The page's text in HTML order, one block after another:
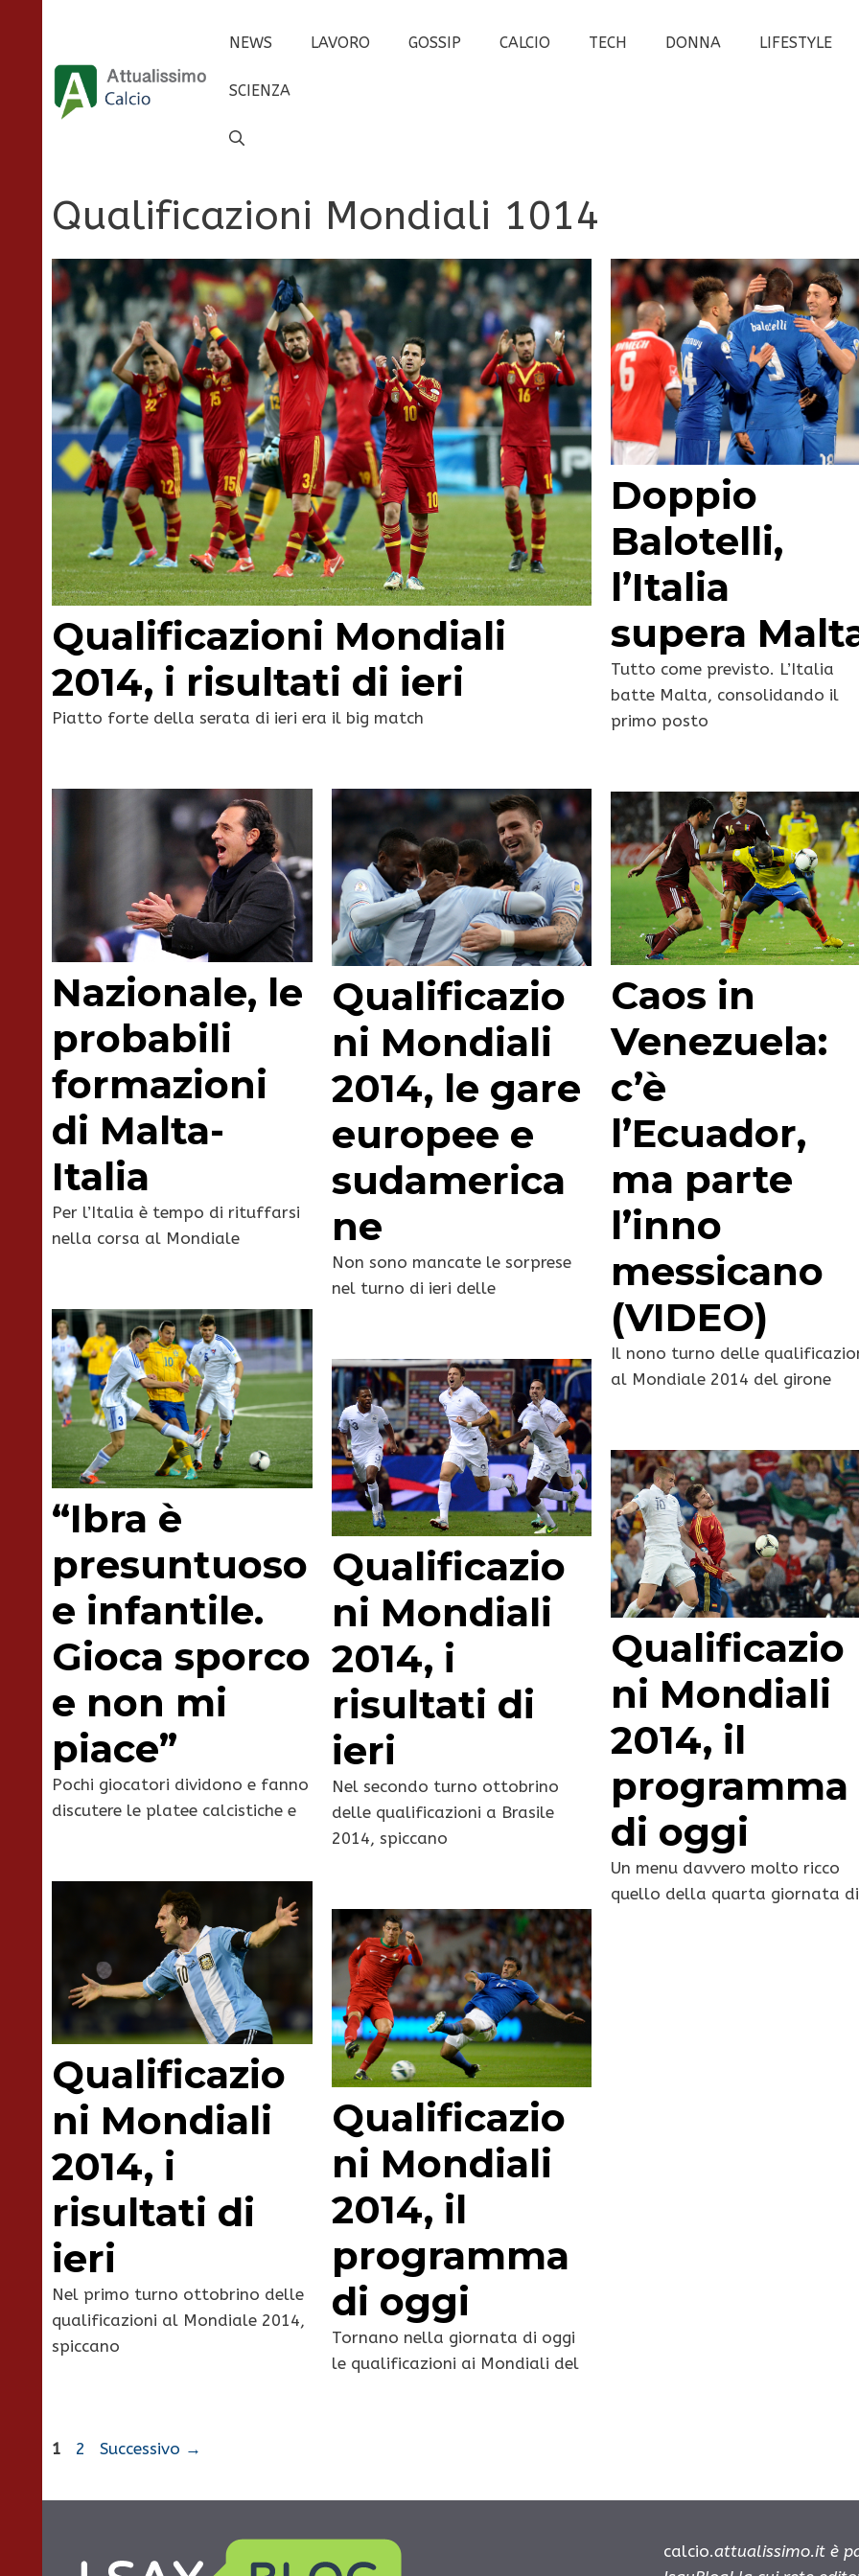
contenuto
NEWS LAVORO GOSSIP CALCIO TECH DONNA LIFESTYLE
SCIENZA
Qualificazioni Mondiali 1014
Qualificazioni Mondiali
2014, i risultati di ieri
Piatto forte della serata di ieri era il big match
Doppio
Balotelli,
l’Italia
supera
Tutto come previsto. L’Italia
batte Malta, consolidando il
primo posto
Nazionale, le
probabili
formazioni
di Malta-
Italia
Per l’Italia è tempo di rituffarsi
nella corsa al Mondiale
Qualificazio
ni Mondiali
2014, le gare
europee e
sudamerica
ne
Non sono mancate le sorprese
nel turno di ieri delle
Caos in
Venezuela:
c’è
l’Ecuador,
ma parte
l’inno
messicano
(VIDEO)
Il nono turno delle
al Mondiale 2014 del girone
“Ibra è
presuntuoso
e infantile.
Gioca sporco
e non mi
piace”
Pochi giocatori dividono e fanno
discutere le platee calcistiche e
Qualificazio
ni Mondiali
2014, i
risultati di
ieri
Nel secondo turno ottobrino
delle qualificazioni a Brasile
2014, spiccano
Qualificazio
ni Mondiali
2014, il
programma
di oggi
Un menu davvero molto ricco
quello della quarta giornata di
Qualificazio
ni Mondiali
2014, i
risultati di
ieri
Nel primo turno ottobrino delle
qualificazioni al Mondiale 2014,
spiccano
Qualificazio
ni Mondiali
2014, il
programma
di oggi
Tornano nella giornata di oggi
le qualificazioni ai Mondiali del
Pagina
1 Pagina
2 Successivo →
calcio.attualissimo.it è